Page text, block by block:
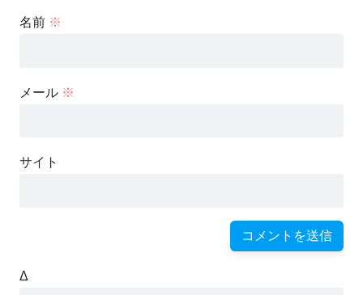
名前 ※
メール ※
サイト
Δ